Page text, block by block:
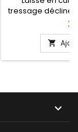
tressage décliné

